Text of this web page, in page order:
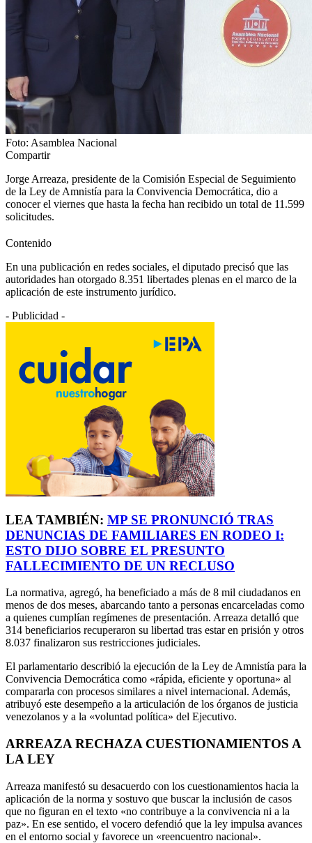
Foto: Asamblea Nacional
Compartir
Jorge Arreaza, presidente de la Comisión Especial de Seguimiento
de la Ley de Amnistía para la Convivencia Democrática, dio a
conocer el viernes que hasta la fecha han recibido un total de 11.599
solicitudes.
Contenido
En una publicación en redes sociales, el diputado precisó que las
autoridades han otorgado 8.351 libertades plenas en el marco de la
aplicación de este instrumento jurídico.
- Publicidad -
LEA TAMBIÉN: MP SE PRONUNCIÓ TRAS
DENUNCIAS DE FAMILIARES EN RODEO I:
ESTO DIJO SOBRE EL PRESUNTO
FALLECIMIENTO DE UN RECLUSO
La normativa, agregó, ha beneficiado a más de 8 mil ciudadanos en
menos de dos meses, abarcando tanto a personas encarceladas como
a quienes cumplían regímenes de presentación. Arreaza detalló que
314 beneficiarios recuperaron su libertad tras estar en prisión y otros
8.037 finalizaron sus restricciones judiciales.
El parlamentario describió la ejecución de la Ley de Amnistía para la
Convivencia Democrática como «rápida, eficiente y oportuna» al
compararla con procesos similares a nivel internacional. Además,
atribuyó este desempeño a la articulación de los órganos de justicia
venezolanos y a la «voluntad política» del Ejecutivo.
ARREAZA RECHAZA CUESTIONAMIENTOS A
LA LEY
Arreaza manifestó su desacuerdo con los cuestionamientos hacia la
aplicación de la norma y sostuvo que buscar la inclusión de casos
que no figuran en el texto «no contribuye a la convivencia ni a la
paz». En ese sentido, el vocero defendió que la ley impulsa avances
en el entorno social y favorece un «reencuentro nacional».